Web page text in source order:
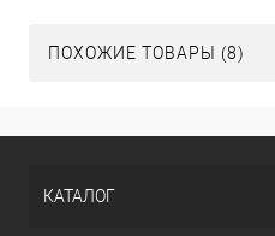
ПОХОЖИЕ ТОВАРЫ (8)
КАТАЛОГ